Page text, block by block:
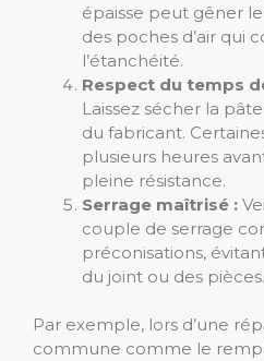
épaisse peut gêner
des poches d’air qui
l’étanchéité.
Respect du temps
Laissez sécher la
du fabricant.
plusieurs heures
pleine résistance.
Serrage maîtrisé :
couple de serrage
préconisations,
du joint ou des pièces.
Par exemple, lors d’une
commune comme le